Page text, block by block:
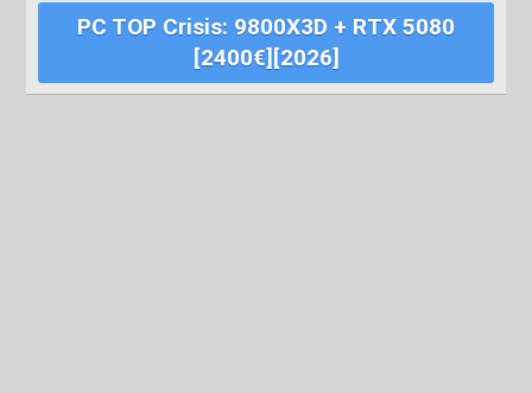
PC TOP Crisis: 9800X3D + RTX 5080
[2400€][2026]